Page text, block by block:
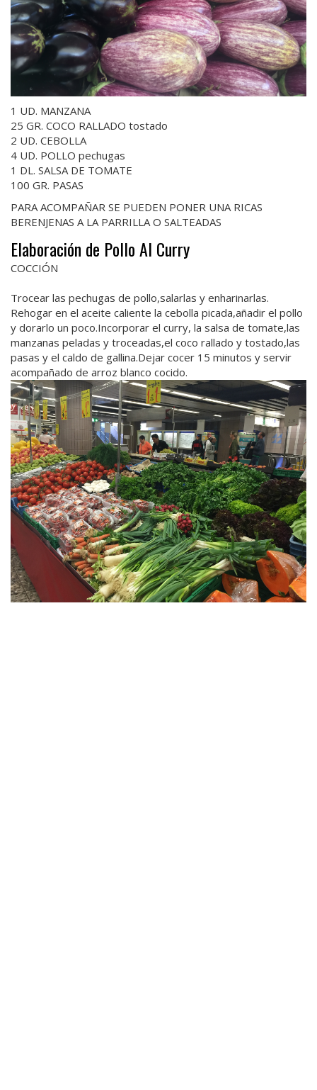
1 UD. MANZANA
25 GR. COCO RALLADO tostado
2 UD. CEBOLLA
4 UD. POLLO pechugas
1 DL. SALSA DE TOMATE
100 GR. PASAS
PARA ACOMPAÑAR SE PUEDEN PONER UNA RICAS
BERENJENAS A LA PARRILLA O SALTEADAS
Elaboración de Pollo Al Curry
COCCIÓN
Trocear las pechugas de pollo,salarlas y enharinarlas.
Rehogar en el aceite caliente la cebolla picada,añadir el pollo
y dorarlo un poco.Incorporar el curry, la salsa de tomate,las
manzanas peladas y troceadas,el coco rallado y tostado,las
pasas y el caldo de gallina.Dejar cocer 15 minutos y servir
acompañado de arroz blanco cocido.